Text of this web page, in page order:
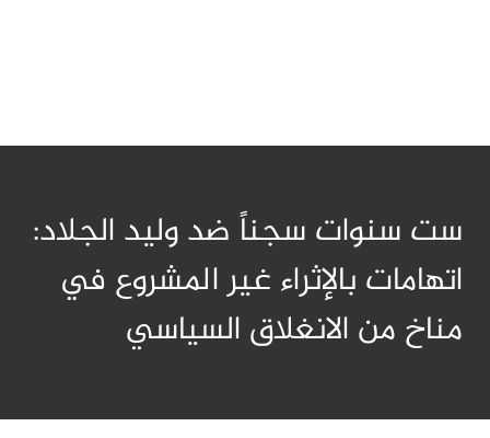
ست سنوات سجناً ضد وليد الجلاد:
اتهامات بالإثراء غير المشروع في
مناخ من الانغلاق السياسي